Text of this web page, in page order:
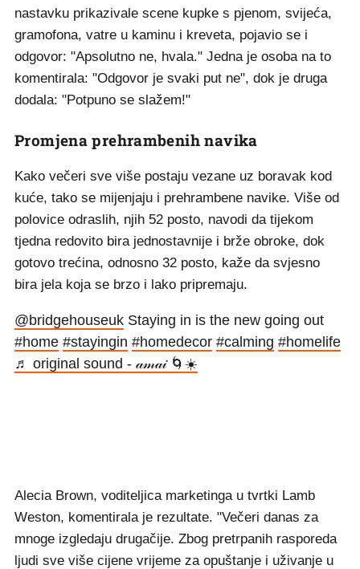
nastavku prikazivale scene kupke s pjenom, svijeća,
gramofona, vatre u kaminu i kreveta, pojavio se i
odgovor: "Apsolutno ne, hvala." Jedna je osoba na to
komentirala: "Odgovor je svaki put ne", dok je druga
dodala: "Potpuno se slažem!"
Promjena prehrambenih navika
Kako večeri sve više postaju vezane uz boravak kod
kuće, tako se mijenjaju i prehrambene navike. Više od
polovice odraslih, njih 52 posto, navodi da tijekom
tjedna redovito bira jednostavnije i brže obroke, dok
gotovo trećina, odnosno 32 posto, kaže da svjesno
bira jela koja se brzo i lako pripremaju.
@bridgehouseuk Staying in is the new going out
#home #stayingin #homedecor #calming #homelife
♬ original sound - 𝒶𝓂𝒶𝒾 🌀☀️
Alecia Brown, voditeljica marketinga u tvrtki Lamb
Weston, komentirala je rezultate. "Večeri danas za
mnoge izgledaju drugačije. Zbog pretrpanih rasporeda
ljudi sve više cijene vrijeme za opuštanje i uživanje u